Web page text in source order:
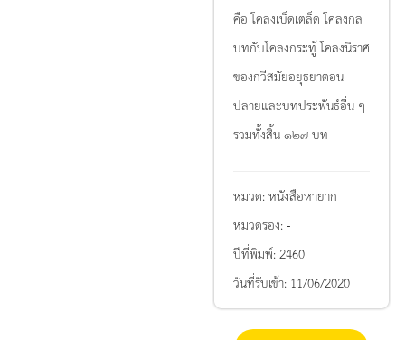
คือ โคลงเบ็ดเตล็ด โคลงกล
บทกับโคลงกระทู้ โคลงนิราศ
ของกวีสมัยอยุธยาตอน
ปลายและบทประพันธ์อื่น ๆ
รวมทั้งสิ้น ๑๒๗ บท
หมวด:หนังสือหายาก
หมวดรอง:-
ปีที่พิมพ์:2460
วันที่รับเข้า: 11/06/2020